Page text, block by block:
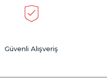
Güvenli Alışveriş